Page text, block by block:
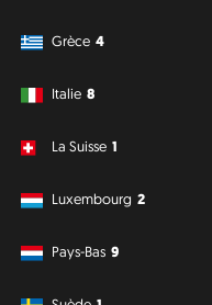
Grèce 4
Italie 8
La Suisse 1
Luxembourg 2
Pays-Bas 9